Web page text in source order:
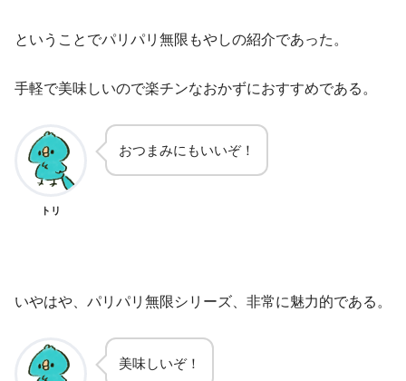
ということでパリパリ無限もやしの紹介であった。
手軽で美味しいので楽チンなおかずにおすすめである。
トリ
おつまみにもいいぞ！
いやはや、パリパリ無限シリーズ、非常に魅力的である。
美味しいぞ！